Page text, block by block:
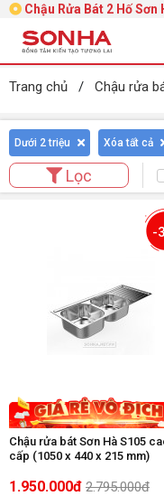
Chậu Rửa Bát 2 Hố Sơn
Trang chủ / Chậu rửa
Dưới 2 triệu Xóa tất cả
Lọc
-
Chậu rửa bát Sơn Hà S105
cấp (1050 x 440 x 215 mm)
1.950.000đ 2.795.000đ